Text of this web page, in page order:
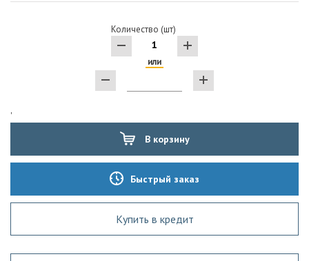
Количество (шт)
или
'
В корзину
Быстрый заказ
Купить в кредит